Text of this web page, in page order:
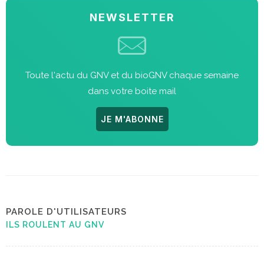
NEWSLETTER
Toute l'actu du GNV et du bioGNV chaque semaine
dans votre boite mail
JE M'ABONNE
PAROLE D'UTILISATEURS
ILS ROULENT AU GNV